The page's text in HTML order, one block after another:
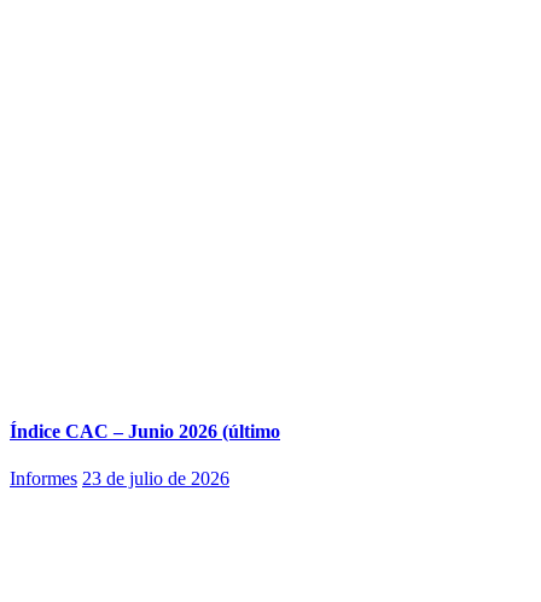
Índice CAC – Junio 2026 (último
Informes 23 de julio de 2026